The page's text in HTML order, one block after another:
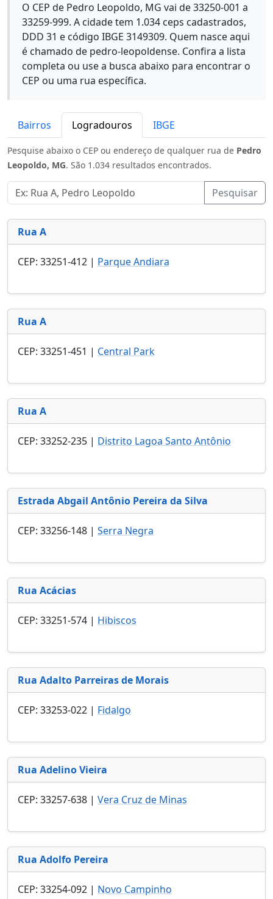
O CEP de Pedro Leopoldo, MG vai de 33250-001 a
33259-999. A cidade tem 1.034 ceps cadastrados,
DDD 31 e código IBGE 3149309. Quem nasce aqui
é chamado de pedro-leopoldense. Confira a lista
completa ou use a busca abaixo para encontrar o
CEP ou uma rua específica.
Bairros Logradouros IBGE
Pesquise abaixo o CEP ou endereço de qualquer rua de Pedro
Leopoldo, MG. São 1.034 resultados encontrados.
Pesquisar
Rua A
CEP: 33251-412 | Parque Andiara
Rua A
CEP: 33251-451 | Central Park
Rua A
CEP: 33252-235 | Distrito Lagoa Santo Antônio
Estrada Abgail Antônio Pereira da Silva
CEP: 33256-148 | Serra Negra
Rua Acácias
CEP: 33251-574 | Hibiscos
Rua Adalto Parreiras de Morais
CEP: 33253-022 | Fidalgo
Rua Adelino Vieira
CEP: 33257-638 | Vera Cruz de Minas
Rua Adolfo Pereira
CEP: 33254-092 | Novo Campinho